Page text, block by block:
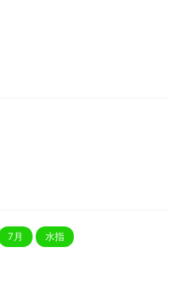
7月 水指